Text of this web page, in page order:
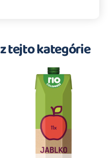
tejto kategórie